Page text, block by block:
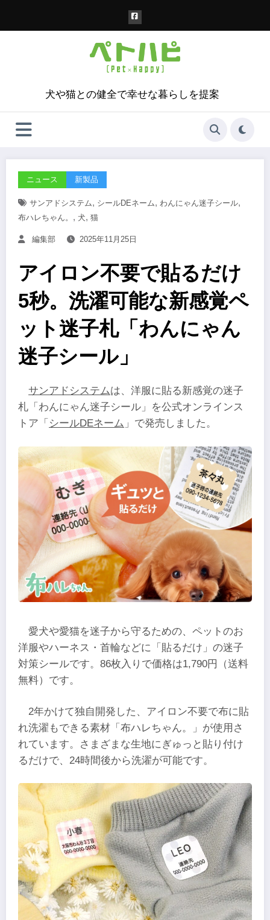
犬や猫との健全で幸せな暮らしを提案
ニュース 新製品
サンアドシステム, シールDEネーム, わんにゃん迷子シール,
布ハレちゃん。 , 犬, 猫
編集部 2025年11月25日
アイロン不要で貼るだけ
5秒。洗濯可能な新感覚ペ
ット迷子札「わんにゃん
迷子シール」
サンアドシステムは、洋服に貼る新感覚の迷子
札「わんにゃん迷子シール」を公式オンラインス
トア「 シールDEネーム 」で発売しました。
愛犬や愛猫を迷子から守るための、ペットのお
洋服やハーネス・首輪などに「貼るだけ」の迷子
対策シールです。86枚入りで価格は1,790円（送料
無料）です。
2年かけて独自開発した、アイロン不要で布に貼
れ洗濯もできる素材「布ハレちゃん。」が使用さ
れています。さまざまな生地にぎゅっと貼り付け
るだけで、24時間後から洗濯が可能です。